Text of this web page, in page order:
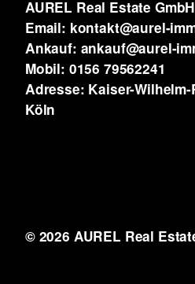
AUREL Real Estate GmbH
Email: kontakt@aurel-
Ankauf: ankauf@aurel-
Mobil: 0156 79562241
Adresse: Kaiser-Wilhelm-
Köln
© 2026 AUREL Real